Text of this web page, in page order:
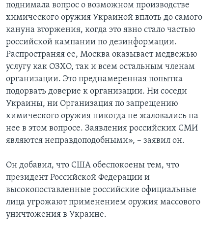
поднимала вопрос о возможном производстве
химического оружия Украиной вплоть до самого
кануна вторжения, когда это явно стало частью
российской кампании по дезинформации.
Распространяя ее, Москва оказывает медвежью
услугу как ОЗХО, так и всем остальным членам
организации. Это преднамеренная попытка
подорвать доверие к организации. Ни соседи
Украины, ни Организация по запрещению
химического оружия никогда не жаловались на
нее в этом вопросе. Заявления российских СМИ
являются неправдоподобными», – заявил он.
Он добавил, что США обеспокоены тем, что
президент Российской Федерации и
высокопоставленные российские официальные
лица угрожают применением оружия массового
уничтожения в Украине.